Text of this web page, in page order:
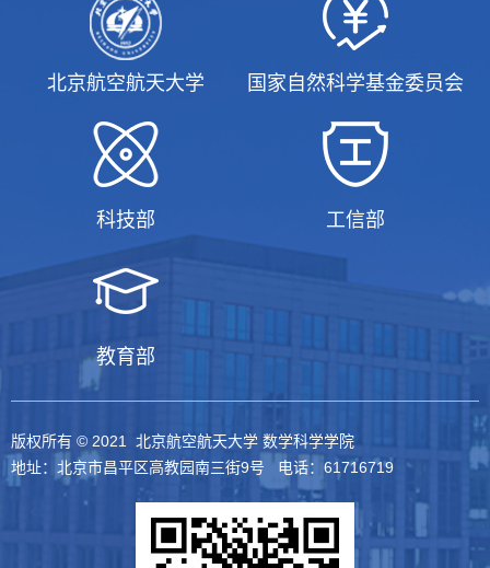
北京航空航天大学 国家自然科学基金委员会
科技部 工信部
教育部
版权所有 © 2021 北京航空航天大学 数学科学学院
地址：北京市昌平区高教园南三街9号 电话：61716719